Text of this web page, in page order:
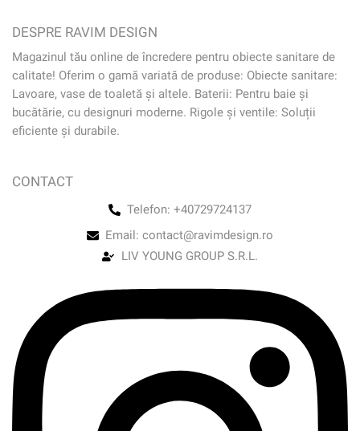
DESPRE RAVIM DESIGN
Magazinul tău online de încredere pentru obiecte sanitare de
calitate! Oferim o gamă variată de produse: Obiecte sanitare:
Lavoare, vase de toaletă și altele. Baterii: Pentru baie și
bucătărie, cu designuri moderne. Rigole și ventile: Soluții
eficiente și durabile.
CONTACT
Telefon: +40729724137
Email: contact@ravimdesign.ro
LIV YOUNG GROUP S.R.L.